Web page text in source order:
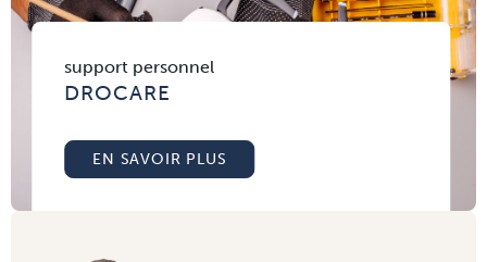
support personnel
DROCARE
EN SAVOIR PLUS